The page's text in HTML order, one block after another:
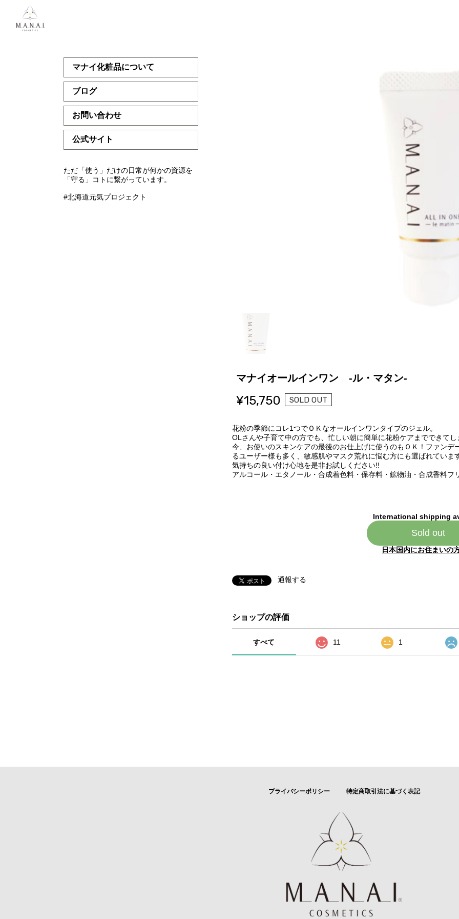
マナイ化粧品について
ブログ
お問い合わせ
公式サイト
ただ「使う」だけの日常が何かの資源を
「守る」コトに繋がっています。
#北海道元気プロジェクト
マナイオールインワン -ル・マタン-
¥15,750 SOLD OUT
花粉の季節にコレ1つでＯＫなオールインワンタイプのジェル。
OLさんや子育て中の方でも、忙しい朝に簡単に花粉ケアまでできてし
今、お使いのスキンケアの最後のお仕上げに使うのもＯＫ！ファン
るユーザー様も多く、敏感肌やマスク荒れに悩む方にも選ばれています
気持ちの良い付け心地を是非お試しください!!
アルコール・エタノール・合成着色料・保存料・鉱物油・合成香料フ
International shipping
Sold out
日本国内にお住まいの
通報する
ショップの評価
すべて 11 1
プライバシーポリシー 特定商取引法に基づく表記